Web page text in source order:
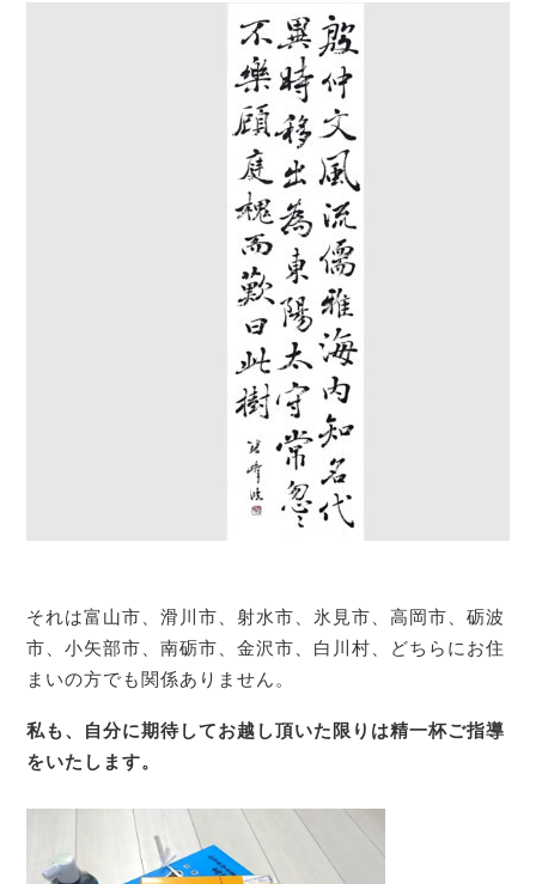
それは富山市、滑川市、射水市、氷見市、高岡市、砺波
市、小矢部市、南砺市、金沢市、白川村、どちらにお住
まいの方でも関係ありません。
私も、自分に期待してお越し頂いた限りは精一杯ご指導
をいたします。